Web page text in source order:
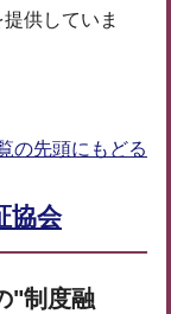
供していま
の先頭にもどる
協会
"制度融